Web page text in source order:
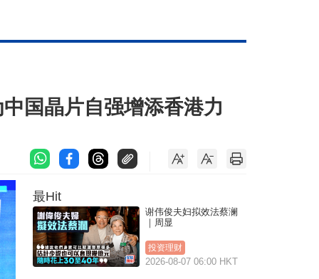
国晶片自强增添香港力
最Hit
谢伟俊夫妇拟效法蔡澜
｜周显
投资理财
2026-08-07 06:00 HKT